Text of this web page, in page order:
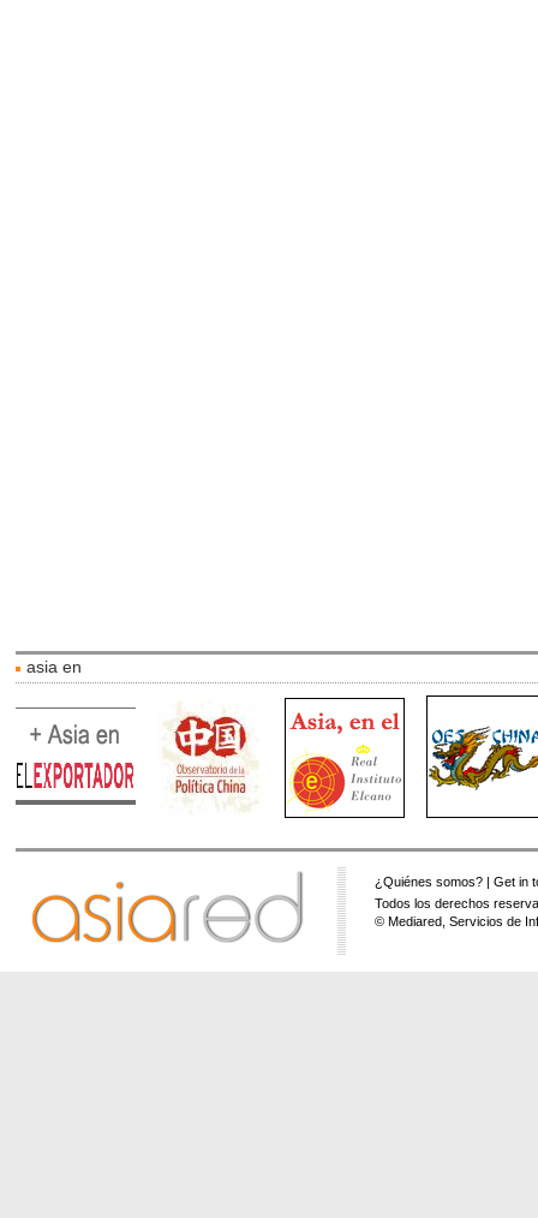
asia en
¿Quiénes somos? |Get in
Todos los derechos
© Mediared, Servicios de